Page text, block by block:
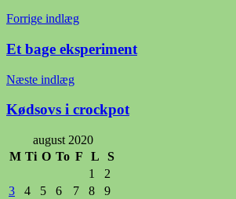
Indlægsnavigation
Forrige indlæg
Et bage eksperiment
Næste indlæg
Kødsovs i crockpot
august 2020
M Ti O To F L
S
1
2
3
4 5 6 7 8
9